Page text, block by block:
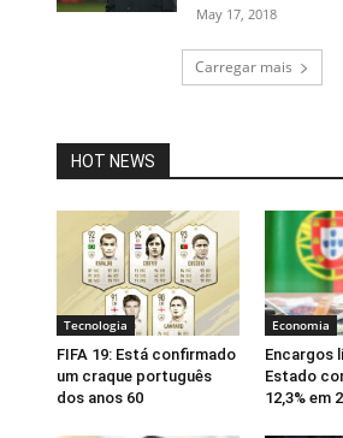
May 17, 2018
Carregar mais
HOT NEWS
Tecnologia
FIFA 19: Está confirmado
um craque português
dos anos 60
Economia
Encargos
Estado
12,3% em